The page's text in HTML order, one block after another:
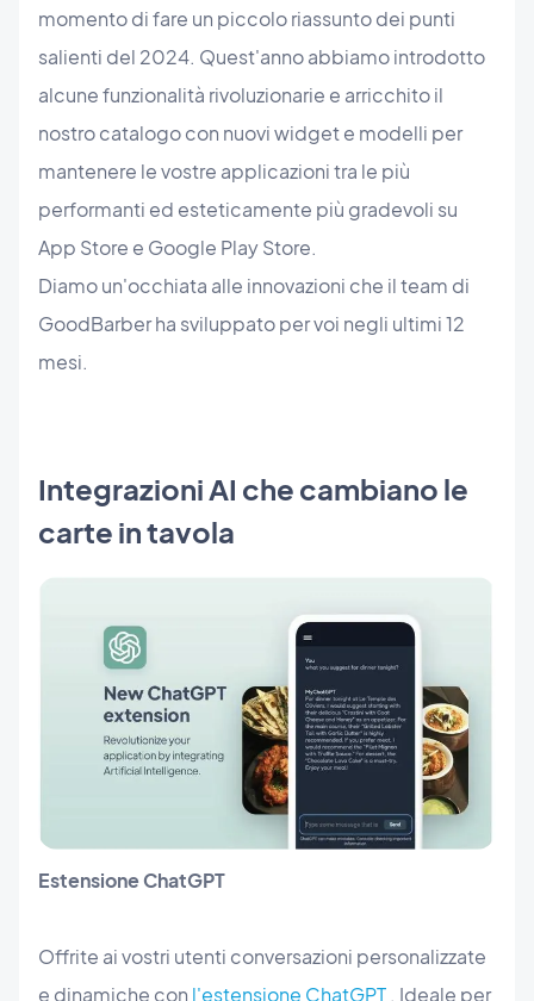
momento di fare un piccolo riassunto dei punti
salienti del 2024. Quest'anno abbiamo introdotto
alcune funzionalità rivoluzionarie e arricchito il
nostro catalogo con nuovi widget e modelli per
mantenere le vostre applicazioni tra le più
performanti ed esteticamente più gradevoli su
App Store e Google Play Store.
Diamo un'occhiata alle innovazioni che il team di
GoodBarber ha sviluppato per voi negli ultimi 12
mesi.
Integrazioni AI che cambiano le
carte in tavola
Estensione ChatGPT
Offrite ai vostri utenti conversazioni personalizzate
e dinamiche con l'estensione ChatGPT . Ideale per